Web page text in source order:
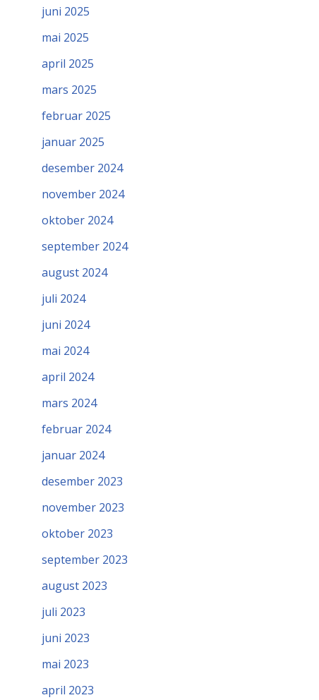
juni 2025
mai 2025
april 2025
mars 2025
februar 2025
januar 2025
desember 2024
november 2024
oktober 2024
september 2024
august 2024
juli 2024
juni 2024
mai 2024
april 2024
mars 2024
februar 2024
januar 2024
desember 2023
november 2023
oktober 2023
september 2023
august 2023
juli 2023
juni 2023
mai 2023
april 2023